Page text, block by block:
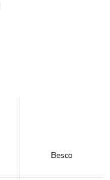
Besco